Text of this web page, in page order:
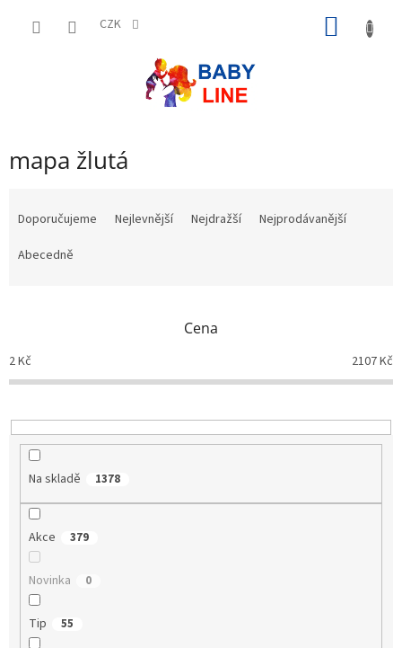
CZK
mapa žlutá
o
d
k
t
Doporučujeme Nejlevnější Nejdražší
Nejprodávanější
Abecedně
Cena
2Kč 2107Kč
Na skladě 1378
Akce 379
Novinka 0
Tip 55